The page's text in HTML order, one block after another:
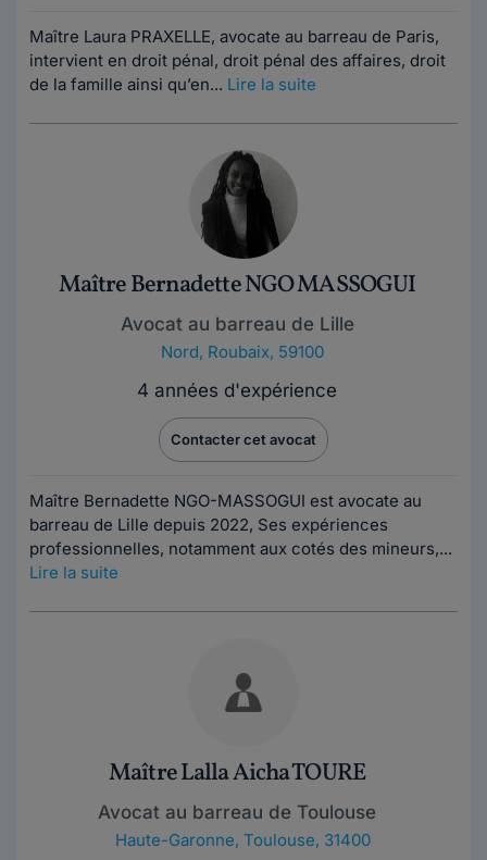
Maître Laura PRAXELLE, avocate au barreau de Paris,
intervient en droit pénal, droit pénal des affaires, droit
de la famille ainsi qu’en... Lire la suite
Maître Bernadette NGO MASSOGUI
Avocat au barreau de Lille
Nord, Roubaix, 59100
4 années d'expérience
Contacter cet avocat
Maître Bernadette NGO-MASSOGUI est avocate au
barreau de Lille depuis 2022, Ses expériences
professionnelles, notamment aux cotés des mineurs,...
Lire la suite
Maître Lalla Aicha TOURE
Avocat au barreau de Toulouse
Haute-Garonne, Toulouse, 31400